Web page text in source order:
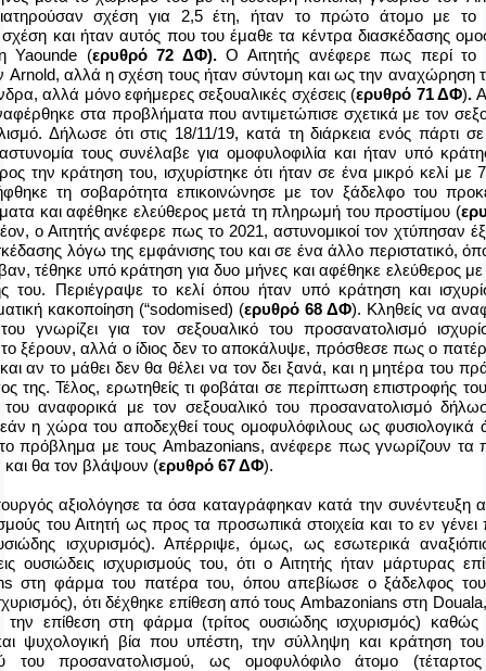
σχέση για 2,5 έτη, ήταν το πρώτο άτομο με το
σχέση και ήταν αυτός που του έμαθε τα κέντρα διασκέδασης
Yaounde (ερυθρό 72 ΔΦ).Ο Αιτητής ανέφερε πως περί το
Arnold, αλλά η σχέση τους ήταν σύντομη και ως την αναχώρηση
αλλά μόνο εφήμερες σεξουαλικές σχέσεις (ερυθρό 71 ΔΦ).
στα προβλήματα που αντιμετώπισε σχετικά με τον
Δήλωσε ότι στις 18/11/19, κατά τη διάρκεια ενός πάρτι σε
τους συνέλαβε για ομοφυλοφιλία και ήταν υπό
την κράτηση του, ισχυρίστηκε ότι ήταν σε ένα μικρό κελί με
τη σοβαρότητα επικοινώνησε με τον ξάδελφο του
και αφέθηκε ελεύθερος μετά τη πληρωμή του προστίμου (
ο Αιτητής ανέφερε πως το 2021, αστυνομικοί τον χτύπησαν
λόγω της εμφάνισης του και σε ένα άλλο περιστατικό,
τέθηκε υπό κράτηση για δυο μήνες και αφέθηκε ελεύθερος με
του. Περιέγραψε το κελί όπου ήταν υπό κράτηση και
κακοποίηση (“sodomised) (ερυθρό 68 ΔΦ). Κληθείς να
του γνωρίζει για τον σεξουαλικό του προσανατολισμό
το ξέρουν, αλλά ο ίδιος δεν το αποκάλυψε, πρόσθεσε πως ο
αν το μάθει δεν θα θέλει να τον δει ξανά, και η μητέρα του
της. Τέλος, ερωτηθείς τι φοβάται σε περίπτωση επιστροφής
του αναφορικά με τον σεξουαλικό του προσανατολισμό
εάν η χώρα του αποδεχθεί τους ομοφυλόφιλους ως φυσιολογικά
πρόβλημα με τους Ambazonians, ανέφερε πως γνωρίζουν τα
και θα τον βλάψουν (ερυθρό 67 ΔΦ).
αξιολόγησε τα όσα καταγράφηκαν κατά την συνέντευξη
του Αιτητή ως προς τα προσωπικά στοιχεία και το εν γένει
ισχυρισμός). Απέρριψε, όμως, ως εσωτερικά
ουσιώδεις ισχυρισμούς του, ότι ο Αιτητής ήταν μάρτυρας
στη φάρμα του πατέρα του, όπου απεβίωσε ο ξάδελφος του
ότι δέχθηκε επίθεση από τους Ambazonians στη Douala
την επίθεση στη φάρμα (τρίτος ουσιώδης ισχυρισμός) καθώς
ψυχολογική βία που υπέστη, την σύλληψη και κράτηση
του προσανατολισμού, ως ομοφυλόφιλο άτομο